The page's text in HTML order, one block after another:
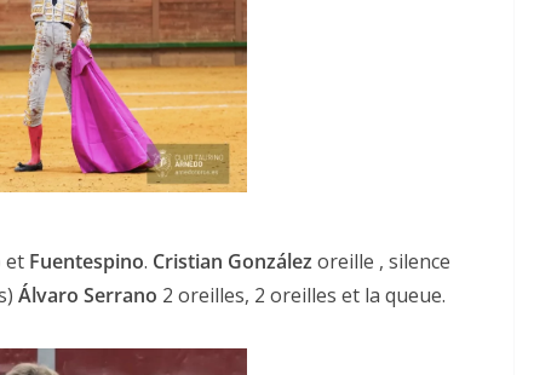
et Fuentespino. Cristian González oreille , silence
Álvaro Serrano 2 oreilles, 2 oreilles et la queue.